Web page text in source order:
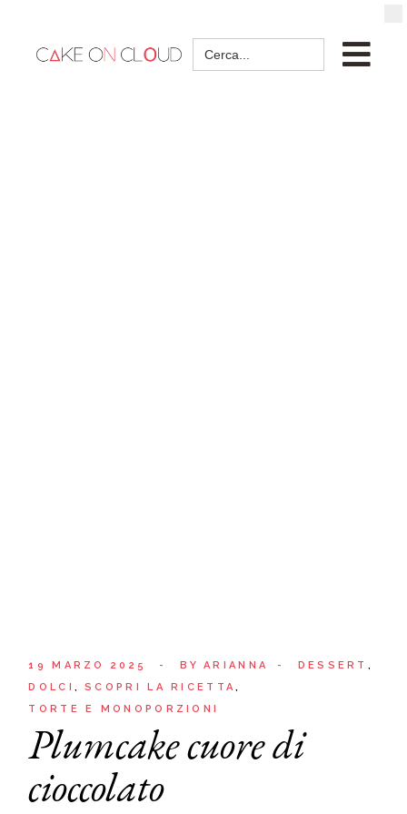
Search
for:
19 MARZO 2025 BY ARIANNA
DESSERT
DOLCI
SCOPRI LA RICETTA
TORTE E MONOPORZIONI
Plumcake cuore di
cioccolato